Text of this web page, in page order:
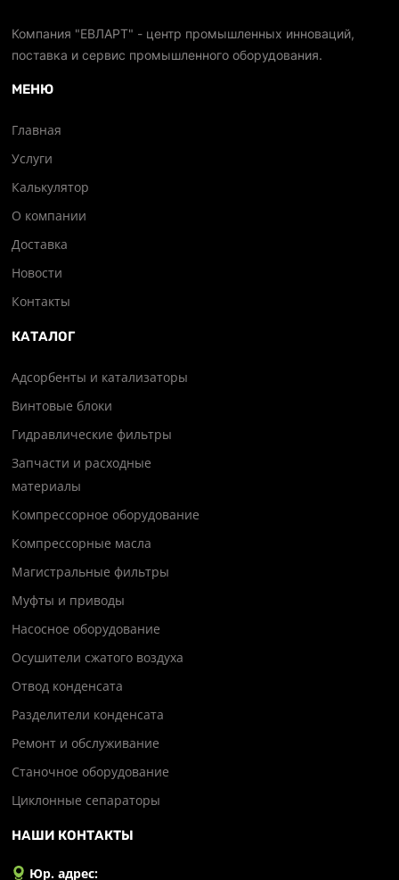
Компания "ЕВЛАРТ" - центр промышленных инноваций,
поставка и сервис промышленного оборудования.
МЕНЮ
Главная
Услуги
Калькулятор
О компании
Доставка
Новости
Контакты
КАТАЛОГ
Адсорбенты и катализаторы
Винтовые блоки
Гидравлические фильтры
Запчасти и расходные
материалы
Компрессорное оборудование
Компрессорные масла
Магистральные фильтры
Муфты и приводы
Насосное оборудование
Осушители сжатого воздуха
Отвод конденсата
Разделители конденсата
Ремонт и обслуживание
Станочное оборудование
Циклонные сепараторы
НАШИ КОНТАКТЫ
Юр. адрес: